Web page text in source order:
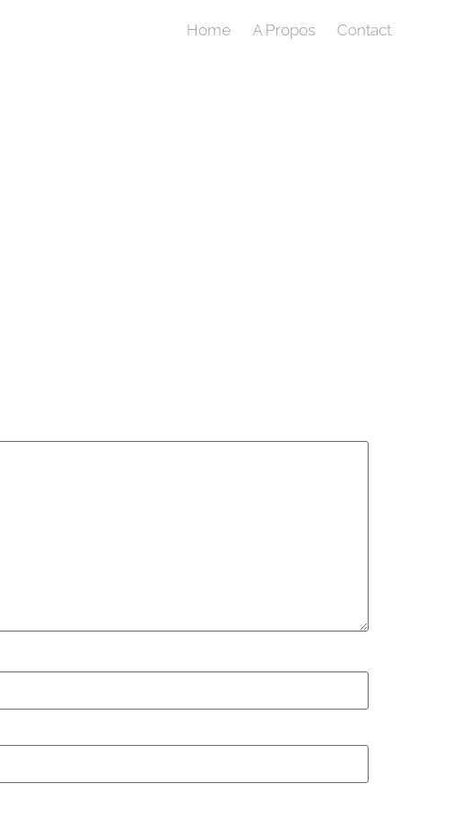
Home A Propos Contact